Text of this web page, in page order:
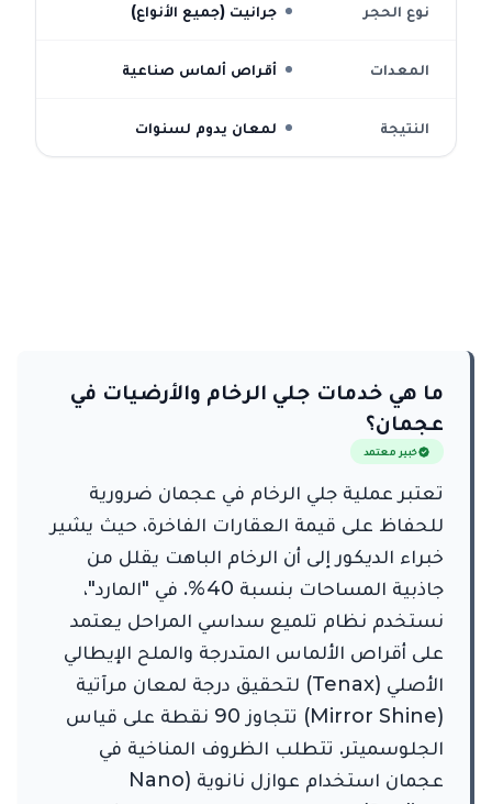
نوع الحجر جرانيت (جميع الأنواع)
المعدات أقراص ألماس صناعية
النتيجة لمعان يدوم لسنوات
ما هي خدمات جلي الرخام والأرضيات في
عجمان؟
خبير معتمد
تعتبر عملية جلي الرخام في عجمان ضرورية
للحفاظ على قيمة العقارات الفاخرة، حيث يشير
خبراء الديكور إلى أن الرخام الباهت يقلل من
جاذبية المساحات بنسبة 40%. في "المارد"،
نستخدم نظام تلميع سداسي المراحل يعتمد
على أقراص الألماس المتدرجة والملح الإيطالي
الأصلي (Tenax) لتحقيق درجة لمعان مرآتية
(Mirror Shine) تتجاوز 90 نقطة على قياس
الجلوسميتر. تتطلب الظروف المناخية في
عجمان استخدام عوازل نانوية (Nano